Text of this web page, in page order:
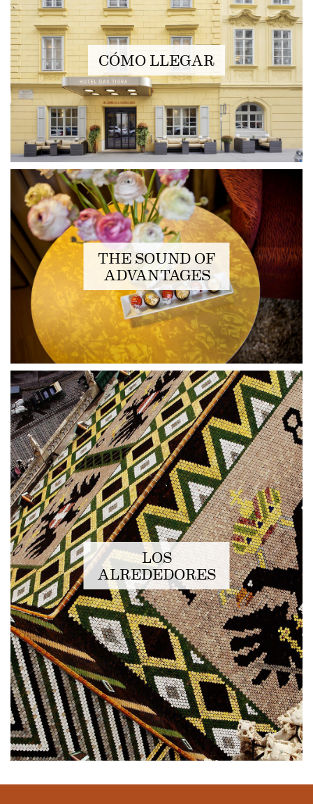
CÓMO LLEGAR
THE SOUND OF
ADVANTAGES
LOS
ALREDEDORES